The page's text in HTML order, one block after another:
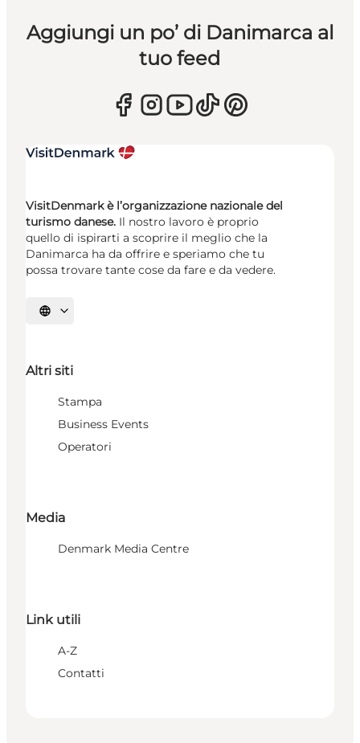
Aggiungi un po’ di Danimarca al
tuo feed
VisitDenmark è l’organizzazione nazionale del
turismo danese. Il nostro lavoro è proprio
quello di ispirarti a scoprire il meglio che la
Danimarca ha da offrire e speriamo che tu
possa trovare tante cose da fare e da vedere.
Seleziona la lingua
Altri siti
Stampa
Business Events
Operatori
Media
Denmark Media Centre
Link utili
A-Z
Contatti